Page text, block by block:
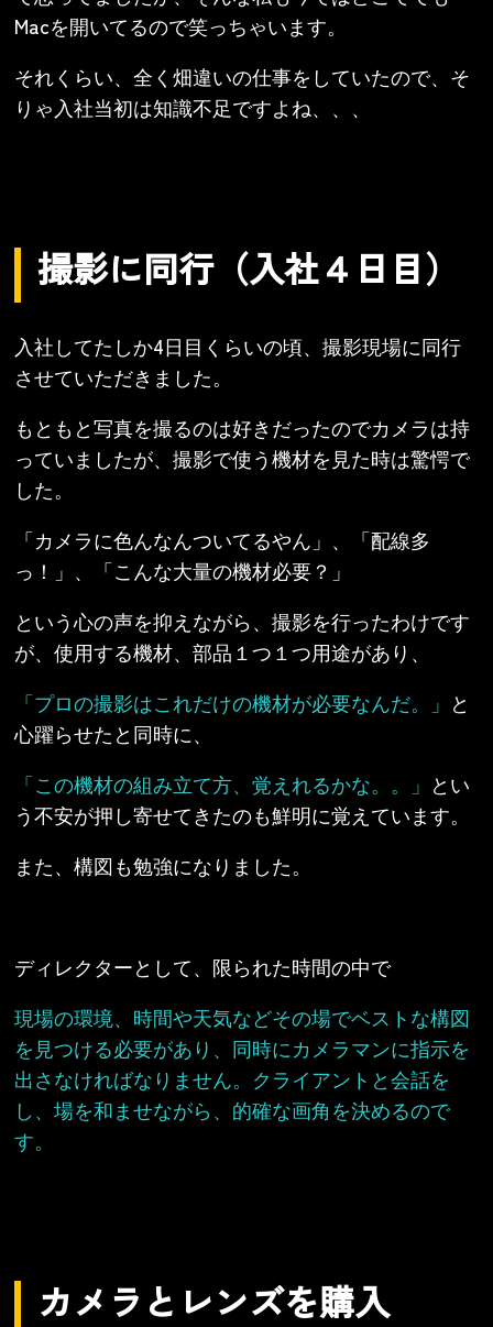
Macを開いてるので笑っちゃいます。
それくらい、全く畑違いの仕事をしていたので、そ
りゃ入社当初は知識不足ですよね、、、
撮影に同行（入社４日目）
入社してたしか4日目くらいの頃、撮影現場に同行
させていただきました。
もともと写真を撮るのは好きだったのでカメラは持
っていましたが、撮影で使う機材を見た時は驚愕で
した。
「カメラに色んなんついてるやん」、「配線多
っ！」、「こんな大量の機材必要？」
という心の声を抑えながら、撮影を行ったわけです
が、使用する機材、部品１つ１つ用途があり、
「プロの撮影はこれだけの機材が必要なんだ。」 と
心躍らせたと同時に、
「この機材の組み立て方、覚えれるかな。。」 とい
う不安が押し寄せてきたのも鮮明に覚えています。
また、構図も勉強になりました。
ディレクターとして、限られた時間の中で
現場の環境、時間や天気などその場でベストな構図
を見つける必要があり、 同時にカメラマンに指示を
出さなければなりません。 クライアントと会話を
し、場を和ませながら、的確な画角を決めるので
す。
カメラとレンズを購入